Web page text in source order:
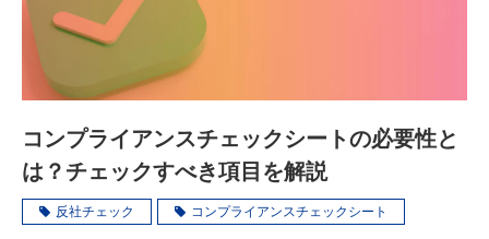
お役立ち情報
コンプライアンスチェックシートの必要性と
は？チェックすべき項目を解説
反社チェック コンプライアンスチェックシート